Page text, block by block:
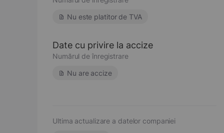
Nu este platitor de TVA
Date cu privire la accize
Numărul de înregistrare
Nu are accize
Ultima actualizare a datelor companiei